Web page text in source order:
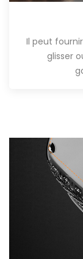
Il peut
glisser